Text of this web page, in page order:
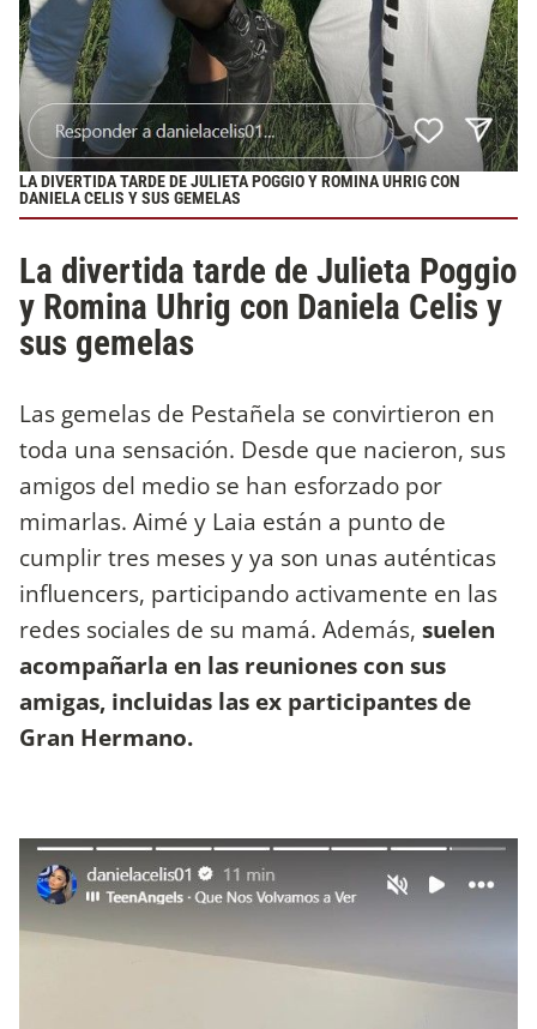
LA DIVERTIDA TARDE DE JULIETA POGGIO Y ROMINA UHRIG CON
DANIELA CELIS Y SUS GEMELAS
La divertida tarde de Julieta Poggio
y Romina Uhrig con Daniela Celis y
sus gemelas
Las gemelas de Pestañela se convirtieron en
toda una sensación. Desde que nacieron, sus
amigos del medio se han esforzado por
mimarlas. Aimé y Laia están a punto de
cumplir tres meses y ya son unas auténticas
influencers, participando activamente en las
redes sociales de su mamá. Además, suelen
acompañarla en las reuniones con sus
amigas, incluidas las ex participantes de
Gran Hermano.